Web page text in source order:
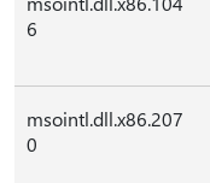
6
msointl.dll.x86.207
0